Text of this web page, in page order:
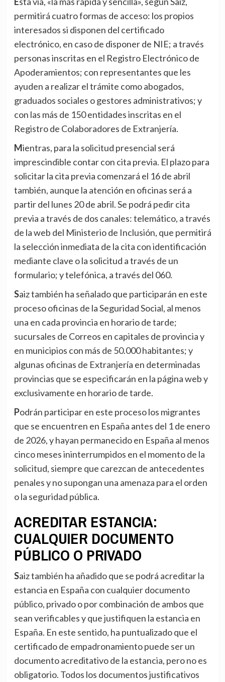
permitirá cuatro formas de acceso: los propios
interesados si disponen del certificado
electrónico, en caso de disponer de NIE; a través
personas inscritas en el Registro Electrónico de
Apoderamientos; con representantes que les
ayuden a realizar el trámite como abogados,
graduados sociales o gestores administrativos; y
con las más de 150 entidades inscritas en el
Registro de Colaboradores de Extranjería.
Mientras, para la solicitud presencial será
imprescindible contar con cita previa. El plazo para
solicitar la cita previa comenzará el 16 de abril
también, aunque la atención en oficinas será a
partir del lunes 20 de abril. Se podrá pedir cita
previa a través de dos canales: telemático, a través
de la web del Ministerio de Inclusión, que permitirá
la selección inmediata de la cita con identificación
mediante clave o la solicitud a través de un
formulario; y telefónica, a través del 060.
Saiz también ha señalado que participarán en este
proceso oficinas de la Seguridad Social, al menos
una en cada provincia en horario de tarde;
sucursales de Correos en capitales de provincia y
en municipios con más de 50.000 habitantes; y
algunas oficinas de Extranjería en determinadas
provincias que se especificarán en la página web y
exclusivamente en horario de tarde.
Podrán participar en este proceso los migrantes
que se encuentren en España antes del 1 de enero
de 2026, y hayan permanecido en España al menos
cinco meses ininterrumpidos en el momento de la
solicitud, siempre que carezcan de antecedentes
penales y no supongan una amenaza para el orden
o la seguridad pública.
ACREDITAR ESTANCIA:
CUALQUIER DOCUMENTO
PÚBLICO O PRIVADO
Saiz también ha añadido que se podrá acreditar la
estancia en España con cualquier documento
público, privado o por combinación de ambos que
sean verificables y que justifiquen la estancia en
España. En este sentido, ha puntualizado que el
certificado de empadronamiento puede ser un
documento acreditativo de la estancia, pero no es
obligatorio. Todos los documentos justificativos